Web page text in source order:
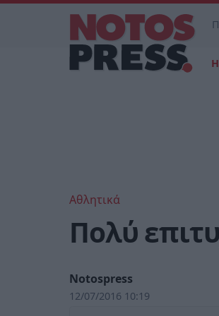
Αθλητικά
Πολύ
Notospress
12/07/2016 10:19